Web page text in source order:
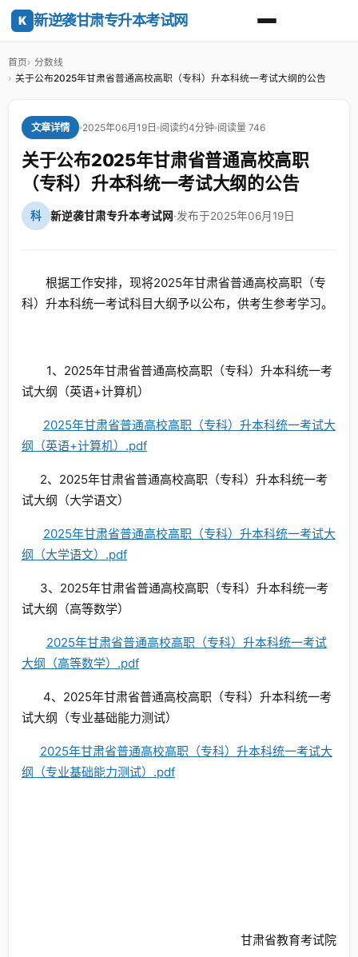
K 新逆袭甘肃专升本考试网
首页
分数线
关于公布2025年甘肃省普通高校高职（专科）升本科统一考试大纲的公告
文章详情 2025年06月19日 阅读约4分钟 阅读量 746
关于公布2025年甘肃省普通高校高职
（专科）升本科统一考试大纲的公告
科 新逆袭甘肃专升本考试网·发布于2025年06月19日
根据工作安排，现将2025年甘肃省普通高校高职（专
科）升本科统一考试科目大纲予以公布，供考生参考学习。
1、2025年甘肃省普通高校高职（专科）升本科统一考
试大纲（英语+计算机）
2025年甘肃省普通高校高职（专科）升本科统一考试大
纲（英语+计算机）.pdf
2、2025年甘肃省普通高校高职（专科）升本科统一考
试大纲（大学语文）
2025年甘肃省普通高校高职（专科）升本科统一考试大
纲（大学语文）.pdf
3、2025年甘肃省普通高校高职（专科）升本科统一考
试大纲（高等数学）
2025年甘肃省普通高校高职（专科）升本科统一考试
大纲（高等数学）.pdf
4、2025年甘肃省普通高校高职（专科）升本科统一考
试大纲（专业基础能力测试）
2025年甘肃省普通高校高职（专科）升本科统一考试大
纲（专业基础能力测试）.pdf
甘肃省教育考试院